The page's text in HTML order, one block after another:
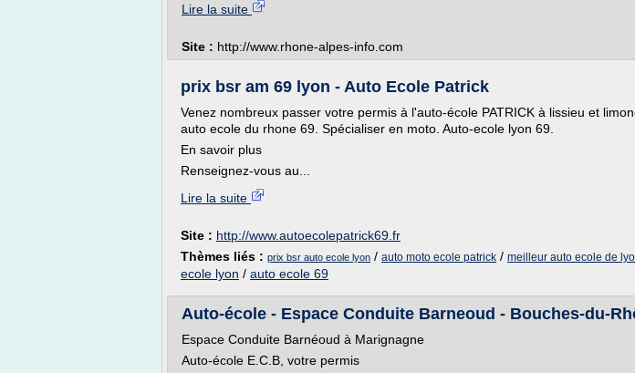
Lire la suite
Site : http://www.rhone-alpes-info.com
prix bsr am 69 lyon - Auto Ecole Patrick
Venez nombreux passer votre permis à l'auto-école PATRICK à lissieu et
auto ecole du rhone 69. Spécialiser en moto. Auto-ecole lyon 69.
En savoir plus
Renseignez-vous au...
Lire la suite
Site : http://www.autoecolepatrick69.fr
Thèmes liés : prix bsr auto ecole lyon / auto moto ecole patrick / meilleur auto ecole de
ecole lyon / auto ecole 69
Auto-école - Espace Conduite Barneoud - Bouches-du-
Espace Conduite Barnéoud à Marignagne
Auto-école E.C.B, votre permis